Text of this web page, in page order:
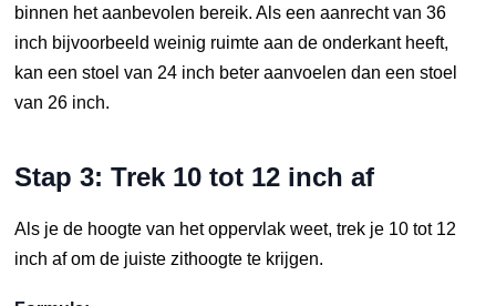
binnen het aanbevolen bereik. Als een aanrecht van 36
inch bijvoorbeeld weinig ruimte aan de onderkant heeft,
kan een stoel van 24 inch beter aanvoelen dan een stoel
van 26 inch.
Stap 3: Trek 10 tot 12 inch af
Als je de hoogte van het oppervlak weet, trek je 10 tot 12
inch af om de juiste zithoogte te krijgen.